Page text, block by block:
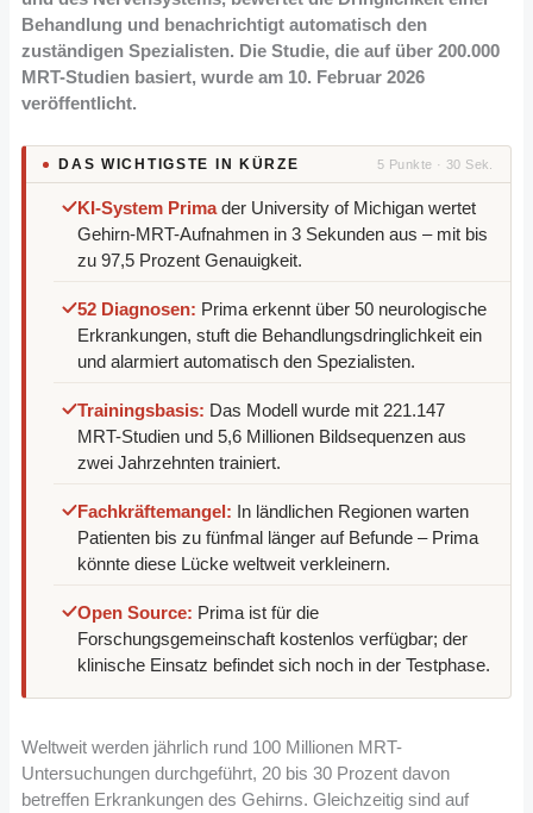
Behandlung und benachrichtigt automatisch den
zuständigen Spezialisten. Die Studie, die auf über 200.000
MRT-Studien basiert, wurde am 10. Februar 2026
veröffentlicht.
DAS WICHTIGSTE IN KÜRZE 5 Punkte · 30 Sek.
KI-System Primader University of Michigan wertet
Gehirn-MRT-Aufnahmen in 3 Sekunden aus – mit bis
zu 97,5 Prozent Genauigkeit.
52 Diagnosen: Prima erkennt über 50 neurologische
Erkrankungen, stuft die Behandlungsdringlichkeit ein
und alarmiert automatisch den Spezialisten.
Trainingsbasis: Das Modell wurde mit 221.147
MRT-Studien und 5,6 Millionen Bildsequenzen aus
zwei Jahrzehnten trainiert.
Fachkräftemangel: In ländlichen Regionen warten
Patienten bis zu fünfmal länger auf Befunde – Prima
könnte diese Lücke weltweit verkleinern.
Open Source: Prima ist für die
Forschungsgemeinschaft kostenlos verfügbar; der
klinische Einsatz befindet sich noch in der Testphase.
Weltweit werden jährlich rund 100 Millionen MRT-
Untersuchungen durchgeführt, 20 bis 30 Prozent davon
betreffen Erkrankungen des Gehirns. Gleichzeitig sind auf